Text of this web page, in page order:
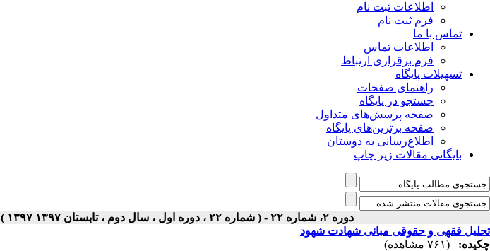
اطلاعات ثبت نام
فرم ثبت نام
تماس با ما
اطلاعات تماس
فرم برقراری ارتباط
تسهیلات پایگاه
راهنمای صفحات
جستجو در پایگاه
صفحه پرسش‌های متداول
صفحه برترین‌های پایگاه
اطلاع‌رسانی به دوستان
بایگانی مقالات زیر چاپ
دوره ۲، شماره ۲۲ - ( شماره ۲۲ ، دوره اول ، سال دوم ، تابستان ۱۳۹۷ ۱۳۹۷ )
تحلیل فقهی و حقوقی مبانی شهادت شهود
چکیده:
(۷۶۱ مشاهده)